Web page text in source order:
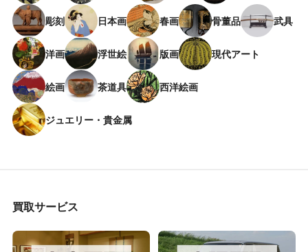
彫刻 日本画 春画 骨董品 武具
洋画 浮世絵 版画 現代アート
絵画 茶道具 西洋絵画
ジュエリー・貴金属
買取サービス